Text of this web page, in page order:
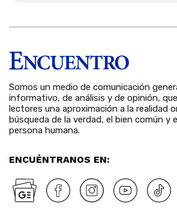
Somos un medio de comunicación
informativo, de análisis y de opinión,
lectores una aproximación a la realidad
búsqueda de la verdad, el bien común y
persona humana.
ENCUÉNTRANOS EN: